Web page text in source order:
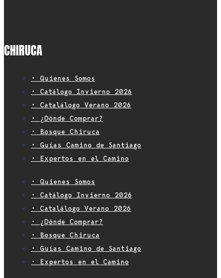
CHIRUCA
• Quienes Somos
• Catálogo Invierno 2026
• Catalálogo Verano 2026
• ¿Dónde Comprar?
• Bosque Chiruca
• Guías Camino de Santiago
• Expertos en el Camino
• Quienes Somos
• Catálogo Invierno 2026
• Catalálogo Verano 2026
• ¿Dónde Comprar?
• Bosque Chiruca
• Guías Camino de Santiago
• Expertos en el Camino